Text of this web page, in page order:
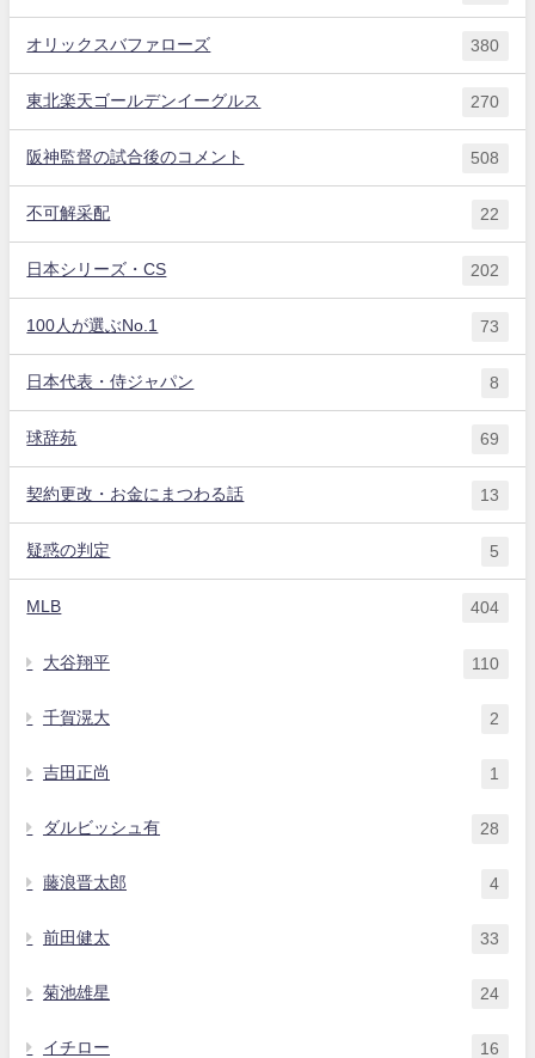
オリックスバファローズ 380
東北楽天ゴールデンイーグルス 270
阪神監督の試合後のコメント 508
不可解采配 22
日本シリーズ・CS 202
100人が選ぶNo.1 73
日本代表・侍ジャパン 8
球辞苑 69
契約更改・お金にまつわる話 13
疑惑の判定 5
MLB 404
大谷翔平 110
千賀滉大 2
吉田正尚 1
ダルビッシュ有 28
藤浪晋太郎 4
前田健太 33
菊池雄星 24
イチロー 16